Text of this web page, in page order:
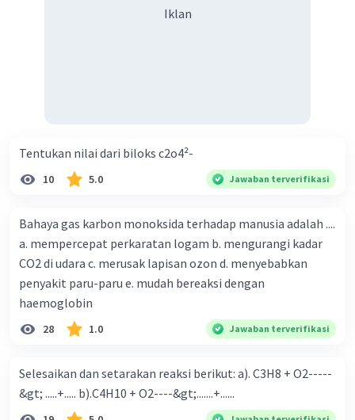
Iklan
Tentukan nilai dari biloks c2o4²-
10 5.0 Jawaban terverifikasi
Bahaya gas karbon monoksida terhadap manusia adalah ....
a. mempercepat perkaratan logam b. mengurangi kadar
CO2 di udara c. merusak lapisan ozon d. menyebabkan
penyakit paru-paru e. mudah bereaksi dengan
haemoglobin
28 1.0 Jawaban terverifikasi
Selesaikan dan setarakan reaksi berikut: a). C3H8 + O2-----
&gt; .....+..... b).C4H10 + O2----&gt;.......+......